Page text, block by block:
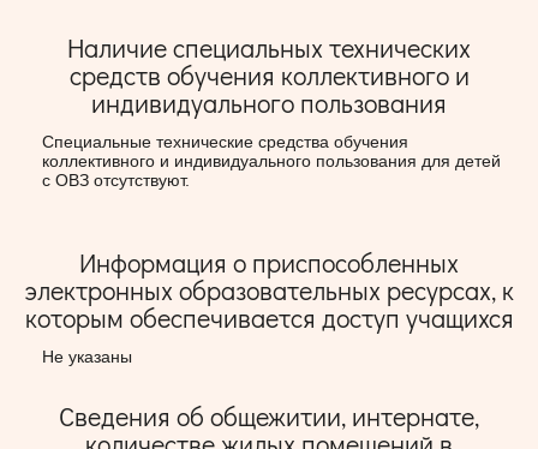
Наличие специальных технических
средств обучения коллективного и
индивидуального пользования
Специальные технические средства обучения
коллективного и индивидуального пользования для детей
с ОВЗ отсутствуют.
Информация о приспособленных
электронных образовательных ресурсах, к
которым обеспечивается доступ учащихся
Не указаны
Сведения об общежитии, интернате,